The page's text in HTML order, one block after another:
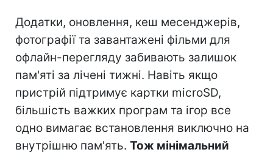
Додатки, оновлення, кеш месенджерів,
фотографії та завантажені фільми для
офлайн-перегляду забивають залишок
пам'яті за лічені тижні. Навіть якщо
пристрій підтримує картки microSD,
більшість важких програм та ігор все
одно вимагає встановлення виключно на
внутрішню пам'ять. Тож мінімальний